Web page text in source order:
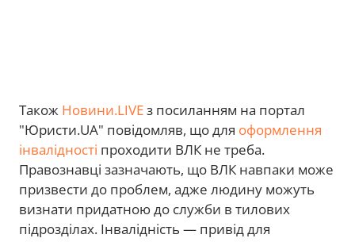
Також Новини.LIVEз посиланням на портал
"Юристи.UA" повідомляв, що для оформлення
інвалідності проходити ВЛК не треба.
Правознавці зазначають, що ВЛК навпаки може
призвести до проблем, адже людину можуть
визнати придатною до служби в тилових
підрозділах. Інвалідність — привід для